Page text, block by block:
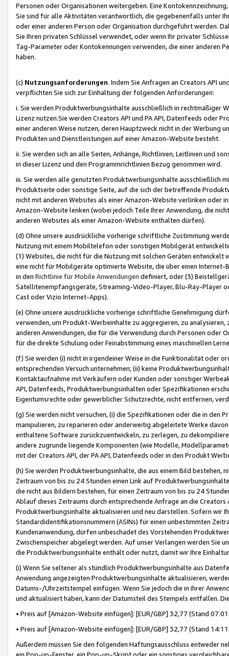
Personen oder Organisationen weitergeben. Eine
Sie sind für alle Aktivitäten verantwortlich, die gegebenenfalls unter
oder einer anderen Person oder Organisation durchgeführt werden.
Sie Ihren privaten Schlüssel verwendet, oder wenn Ihr privater
Tag-Parameter oder Kontokennungen verwenden, die einer anderen
haben.
(c) Nutzungsanforderungen. Indem Sie Anfragen an Creators API
verpflichten Sie sich zur Einhaltung der folgenden Anforderungen:
i. Sie werden Produktwerbungsinhalte ausschließlich in rechtmäßiger
Lizenz nutzen.Sie werden Creators API und PA API, Datenfeeds oder
einer anderen Weise nutzen, deren Hauptzweck nicht in der Werbung
Produkten und Dienstleistungen auf einer Amazon-Website besteht.
ii. Sie werden sich an alle Seiten, Anhänge, Richtlinien, Leitlinien und
in dieser Lizenz und den Programmrichtlinien Bezug genommen wird.
iii. Sie werden alle genutzten Produktwerbungsinhalte ausschließlich
Produktseite oder sonstige Seite, auf die sich der betreffende
nicht mit anderen Websites als einer Amazon-Website verlinken oder
Amazon-Website lenken (wobei jedoch Teile Ihrer Anwendung, die
anderen Websites als einer Amazon-Website enthalten dürfen).
(d) Ohne unsere ausdrückliche vorherige schriftliche Zustimmung
Nutzung mit einem Mobiltelefon oder sonstigen Mobilgerät
(1) Websites, die nicht für die Nutzung mit solchen Geräten
eine nicht für Mobilgeräte optimierte Website, die über einen
in den Richtlinie für Mobile Anwendungen definiert, oder (3)
Satellitenempfangsgeräte, Streaming-Video-Player, Blu-Ray-Player
Cast oder Vizio Internet-Apps).
(e) Ohne unsere ausdrückliche vorherige schriftliche Genehmigung
verwenden, um Produkt-Werbeinhalte zu aggregieren, zu
anderen Anwendungen, die für die Verwendung durch Personen
für die direkte Schulung oder Feinabstimmung eines maschinellen
(f) Sie werden (i) nicht in irgendeiner Weise in die Funktionalität oder
entsprechenden Versuch unternehmen; (ii) keine
Kontaktaufnahme mit Verkäufern oder Kunden oder sonstiger
API, Datenfeeds, Produktwerbungsinhalten oder Spezifikationen
Eigentumsrechte oder gewerblicher Schutzrechte, nicht entfernen,
(g) Sie werden nicht versuchen, (i) die Spezifikationen oder die in
manipulieren, zu reparieren oder anderweitig abgeleitete Werke
enthaltene Software zurückzuentwickeln, zu zerlegen, zu
andere zugrunde liegende Komponenten (wie Modelle,
mit der Creators API, der PA API, Datenfeeds oder in den Produkt
(h) Sie werden Produktwerbungsinhalte, die aus einem Bild bestehen,
Zeitraum von bis zu 24 Stunden einen Link auf
die nicht aus Bildern bestehen, für einen Zeitraum von bis zu 24
Ablauf dieses Zeitraums durch entsprechende Anfrage an die
Produktwerbungsinhalte aktualisieren und neu darstellen. Sofern wir
Standardidentifikationsnummern (ASINs) für einen unbestimmten
Kundenanwendung, dürfen unbeschadet des Vorstehenden
Zwischenspeicher abgelegt werden. Auf unser Verlangen werden Sie
die Produktwerbungsinhalte enthält oder nutzt, damit wir Ihre
(i) Wenn Sie seltener als stündlich Produktwerbungsinhalte aus
Anwendung angezeigten Produktwerbungsinhalte aktualisieren,
Datums-/Uhrzeitstempel einfügen. Wenn Sie jedoch die in Ihrer
und aktualisiert haben, kann der Datumsteil des Stempels entfallen.
• Preis auf [Amazon-Website einfügen]: [EUR/GBP] 32,77 (Stand
• Preis auf [Amazon-Website einfügen]: [EUR/GBP] 32,77 (Stand
Außerdem müssen Sie den folgenden Haftungsausschluss entweder
ein Pop-up-Fenster, ein Pop-up-Skript oder ein sonstiges